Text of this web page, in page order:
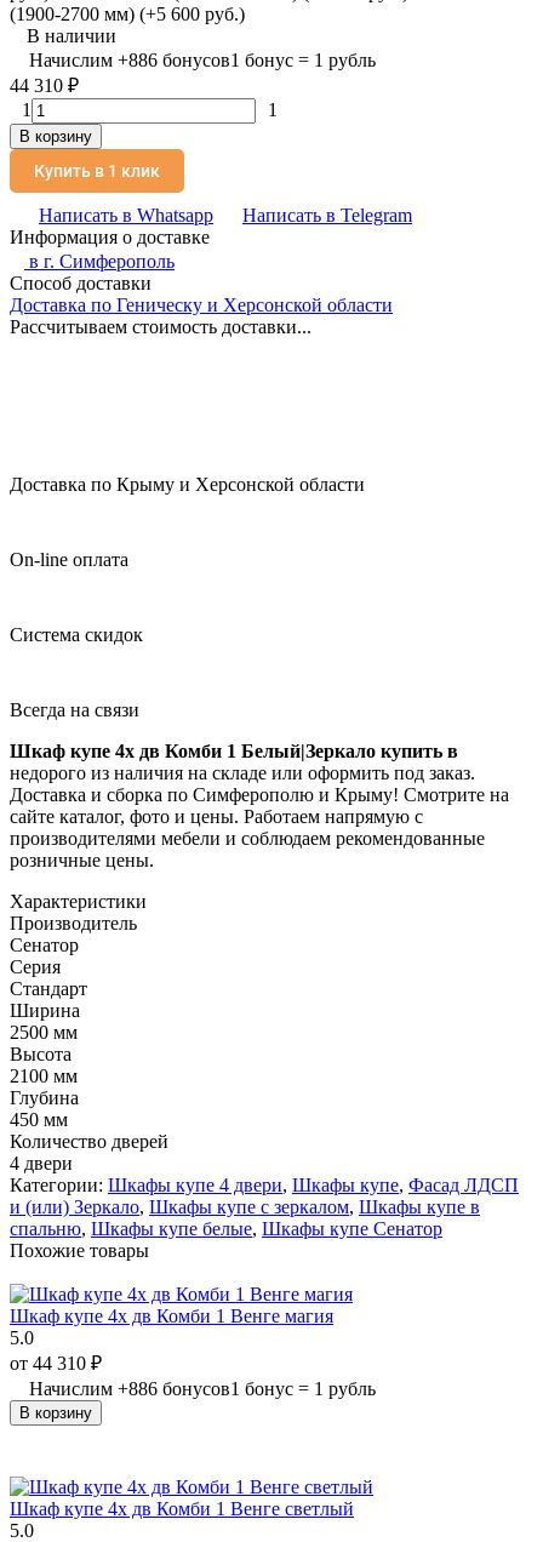
(1900-2700 мм) (+5 600 руб.)
В наличии
Начислим +886 бонусов1 бонус = 1 рубль
44 310 ₽
1
1
В корзину
Купить в 1 клик
Написать в Whatsapp
Написать в Telegram
Информация о доставке
в г. Симферополь
Способ доставки
Доставка по Геническу и Херсонской области
Рассчитываем стоимость доставки...
Доставка по Крыму и Херсонской области
On-line оплата
Система скидок
Всегда на связи
Шкаф купе 4х дв Комби 1 Белый|Зеркало купить в
недорого из наличия на складе или оформить под заказ.
Доставка и сборка по Симферополю и Крыму! Смотрите на
сайте каталог, фото и цены. Работаем напрямую с
производителями мебели и соблюдаем рекомендованные
розничные цены.
Характеристики
Производитель
Сенатор
Серия
Стандарт
Ширина
2500 мм
Высота
2100 мм
Глубина
450 мм
Количество дверей
4 двери
Категории: Шкафы купе 4 двери, Шкафы купе, Фасад ЛДСП
и (или) Зеркало, Шкафы купе с зеркалом, Шкафы купе в
спальню, Шкафы купе белые, Шкафы купе Сенатор
Похожие товары
Шкаф купе 4х дв Комби 1 Венге магия
5.0
от 44 310 ₽
Начислим +886 бонусов1 бонус = 1 рубль
В корзину
Шкаф купе 4х дв Комби 1 Венге светлый
5.0